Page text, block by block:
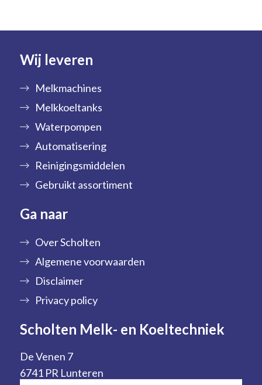
Wij leveren
Melkmachines
Melkkoeltanks
Waterpompen
Automatisering
Reinigingsmiddelen
Gebruikt assortiment
Ga naar
Over Scholten
Algemene voorwaarden
Disclaimer
Privacy policy
Scholten Melk- en Koeltechniek
De Venen 7
6741 PR Lunteren